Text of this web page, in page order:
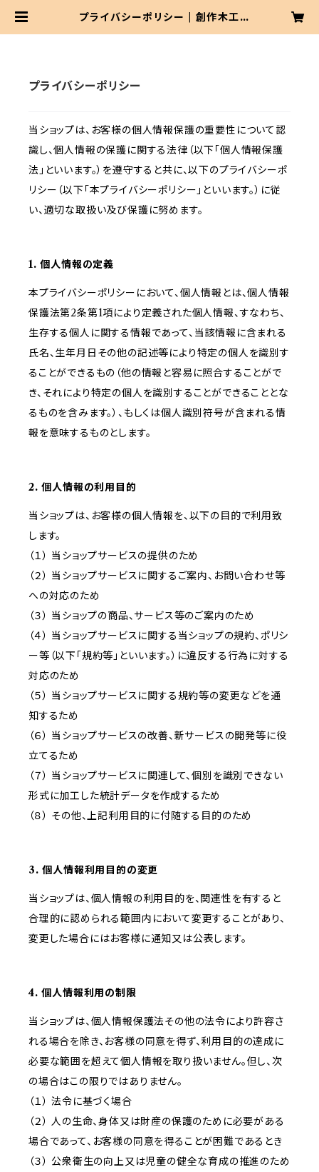
プライバシーポリシー | 創作木工
プライバシーポリシー
当ショップは、お客様の個人情報保護の重要性について認
識し、個人情報の保護に関する法律（以下「個人情報保護
法」といいます。）を遵守すると共に、以下のプライバシーポ
リシー（以下「本プライバシーポリシー」といいます。）に従
い、適切な取扱い及び保護に努めます。
1. 個人情報の定義
本プライバシーポリシーにおいて、個人情報とは、個人情報
保護法第2条第1項により定義された個人情報、すなわち、
生存する個人に関する情報であって、当該情報に含まれる
氏名、生年月日その他の記述等により特定の個人を識別す
ることができるもの（他の情報と容易に照合することがで
き、それにより特定の個人を識別することができることとな
るものを含みます。）、もしくは個人識別符号が含まれる情
報を意味するものとします。
2. 個人情報の利用目的
当ショップは、お客様の個人情報を、以下の目的で利用致
します。
（１） 当ショップサービスの提供のため
（２） 当ショップサービスに関するご案内、お問い合わせ等
への対応のため
（３） 当ショップの商品、サービス等のご案内のため
（４） 当ショップサービスに関する当ショップの規約、ポリシ
ー等（以下「規約等」といいます。）に違反する行為に対する
対応のため
（５） 当ショップサービスに関する規約等の変更などを通
知するため
（６） 当ショップサービスの改善、新サービスの開発等に役
立てるため
（７） 当ショップサービスに関連して、個別を識別できない
形式に加工した統計データを作成するため
（８） その他、上記利用目的に付随する目的のため
3. 個人情報利用目的の変更
当ショップは、個人情報の利用目的を、関連性を有すると
合理的に認められる範囲内において変更することがあり、
変更した場合にはお客様に通知又は公表します。
4. 個人情報利用の制限
当ショップは、個人情報保護法その他の法令により許容さ
れる場合を除き、お客様の同意を得ず、利用目的の達成に
必要な範囲を超えて個人情報を取り扱いません。但し、次
の場合はこの限りではありません。
（１） 法令に基づく場合
（２） 人の生命、身体又は財産の保護のために必要がある
場合であって、お客様の同意を得ることが困難であるとき
（３） 公衆衛生の向上又は児童の健全な育成の推進のため